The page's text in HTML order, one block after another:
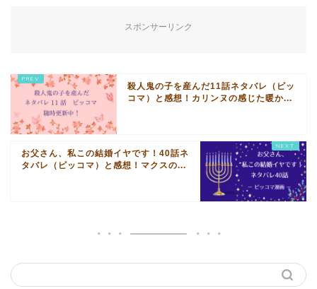
スポンサーリンク
殺人鬼の子を産んだ11話ネタバレ（ピッ
コマ）と感想！カリンヌの感じた暖か...
お父さん、私この結婚イヤです！40話ネ
タバレ（ピッコマ）と感想！マクスの...